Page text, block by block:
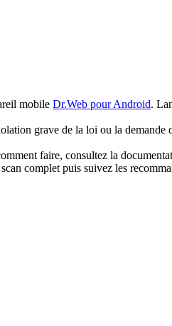
mobile Dr.Web pour Android.
grave de la loi ou la
faire, consultez la
complet puis suivez les